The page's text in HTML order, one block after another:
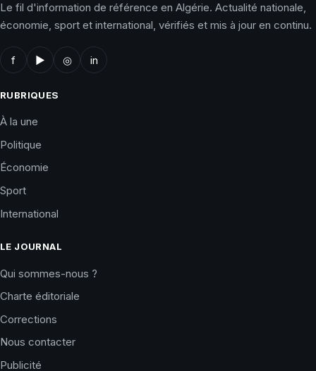
Le fil d'information de référence en Algérie. Actualité nationale,
économie, sport et international, vérifiés et mis à jour en continu.
f ▶ ◎ in
RUBRIQUES
À la une
Politique
Économie
Sport
International
LE JOURNAL
Qui sommes-nous ?
Charte éditoriale
Corrections
Nous contacter
Publicité